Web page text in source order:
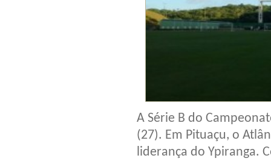
A Série B do
(27). Em Pituaçu, o
liderança do Ypiranga.